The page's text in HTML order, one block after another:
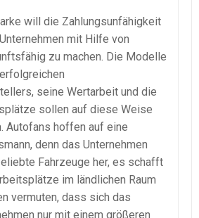
will die Zahlungsunfähigkeit
mit Hilfe von
zu machen. Die Modelle
seine Wertarbeit und die
sollen auf diese Weise
Autofans hoffen auf eine
denn das Unternehmen
Fahrzeuge her, es schafft
im ländlichen Raum
vermuten, dass sich das
nur mit einem größeren